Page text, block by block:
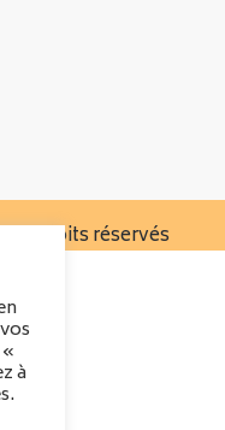
droits réservés
à